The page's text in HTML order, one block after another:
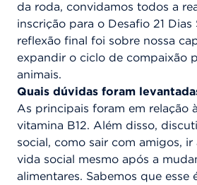
da roda, convidamos todos a
inscrição para o Desafio 21 Dias
reflexão final foi sobre nossa
expandir o ciclo de compaixão
animais.
Quais dúvidas foram
As principais foram em relação
vitamina B12. Além disso,
social, como sair com amigos, ir
vida social mesmo após a
alimentares. Sabemos que esse